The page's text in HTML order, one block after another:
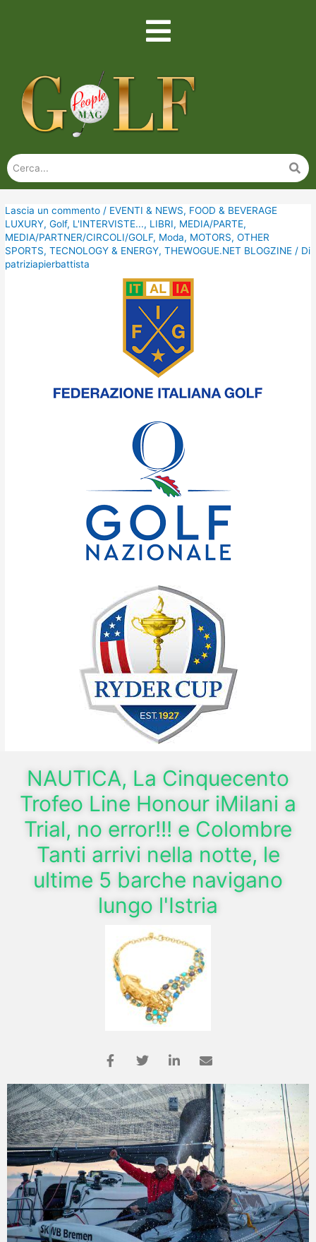
Lascia un commento / EVENTI & NEWS, FOOD & BEVERAGE
LUXURY,Golf, L'INTERVISTE..., LIBRI, MEDIA/PARTE,
MEDIA/PARTNER/CIRCOLI/GOLF, Moda, MOTORS,OTHER
SPORTS,TECNOLOGY & ENERGY,THEWOGUE.NET BLOGZINE / Di
patriziapierbattista
NAUTICA, La Cinquecento
Trofeo Line Honour iMilani a
Trial, no error!!! e Colombre
Tanti arrivi nella notte, le
ultime 5 barche navigano
lungo l'Istria